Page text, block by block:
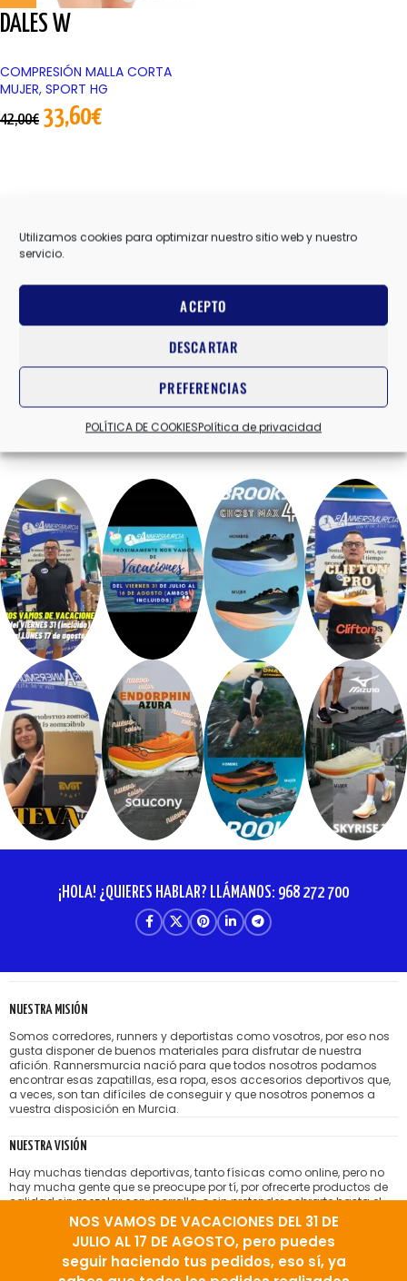
Utilizamos cookies para optimizar nuestro sitio web y nuestro
servicio.
ACEPTO
DESCARTAR
PREFERENCIAS
POLÍTICA DE COOKIESPolítica de privacidad
NOS VAMOS DE VACACIONES DEL 31 DE
JULIO AL 17 DE AGOSTO, pero puedes
seguir haciendo tus pedidos, eso sí, ya
DALES W
COMPRESIÓN MALLA CORTA
MUJER, SPORT HG
42,00€ 33,60€
¡HOLA! ¿QUIERES HABLAR? LLÁMANOS: 968 272 700
NUESTRA MISIÓN
Somos corredores, runners y deportistas como vosotros, por eso nos
gusta disponer de buenos materiales para disfrutar de nuestra
afición. Rannersmurcia nació para que todos nosotros podamos
encontrar esas zapatillas, esa ropa, esos accesorios deportivos que,
a veces, son tan difíciles de conseguir y que nosotros ponemos a
vuestra disposición en Murcia.
NUESTRA VISIÓN
Hay muchas tiendas deportivas, tanto físicas como online, pero no
hay mucha gente que se preocupe por tí, por ofrecerte productos de
calidad sin mezclar con morralla, o sin pretender cobrarte hasta el
hígado por lo que te venden. Nos gusta la idea de tener amigos
satisfechos que vienen a nuestra tienda running porque encuentran
el producto correcto, bien aconsejados.